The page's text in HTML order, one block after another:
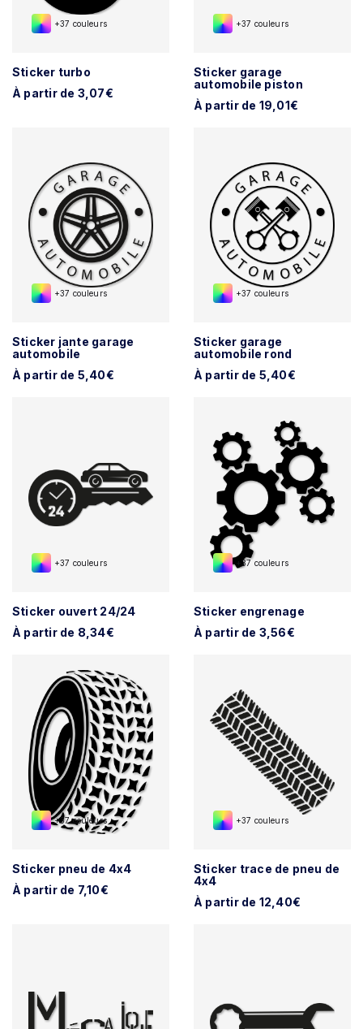
+37 couleurs
Sticker turbo
À partir de 3,07€
+37 couleurs
Sticker garage
automobile piston
À partir de 19,01€
+37 couleurs
Sticker jante garage
automobile
À partir de 5,40€
+37 couleurs
Sticker garage
automobile rond
À partir de 5,40€
+37 couleurs
Sticker ouvert 24/24
À partir de 8,34€
+37 couleurs
Sticker engrenage
À partir de 3,56€
+37 couleurs
Sticker pneu de 4x4
À partir de 7,10€
+37 couleurs
Sticker trace de pneu de
4x4
À partir de 12,40€